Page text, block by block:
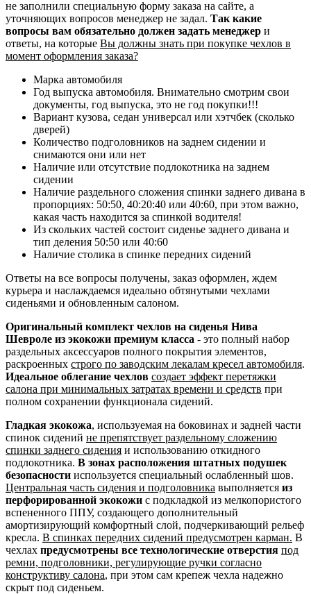
не заполнили специальную форму заказа на сайте, а
уточняющих вопросов менеджер не задал. Так какие
вопросы вам обязательно должен задать менеджер и
ответы, на которые Вы должны знать при покупке чехлов в
момент оформления заказа?
Марка автомобиля
Год выпуска автомобиля. Внимательно смотрим свои
документы, год выпуска, это не год покупки!!!
Вариант кузова, седан универсал или хэтчбек (сколько
дверей)
Количество подголовников на заднем сидении и
снимаются они или нет
Наличие или отсутствие подлокотника на заднем
сидении
Наличие раздельного сложения спинки заднего дивана в
пропорциях: 50:50, 40:20:40 или 40:60, при этом важно,
какая часть находится за спинкой водителя!
Из скольких частей состоит сиденье заднего дивана и
тип деления 50:50 или 40:60
Наличие столика в спинке передних сидений
Ответы на все вопросы получены, заказ оформлен, ждем
курьера и наслаждаемся идеально обтянутыми чехлами
сиденьями и обновленным салоном.
Оригинальный комплект чехлов на сиденья Нива
Шевроле из экокожи премиум класса - это полный набор
раздельных аксессуаров полного покрытия элементов,
раскроенных строго по заводским лекалам кресел автомобиля.
Идеальное облегание чехлов создает эффект перетяжки
салона при минимальных затратах времени и средств при
полном сохранении функционала сидений.
Гладкая экокожа, используемая на боковинах и задней части
спинок сидений не препятствует раздельному сложению
спинки заднего сидения и использованию откидного
подлокотника. В зонах расположения штатных подушек
безопасности используется специальный ослабленный шов.
Центральная часть сидения и подголовника выполняется из
перфорированной экокожи с подкладкой из мелкопористого
вспененного ППУ, создающего дополнительный
амортизирующий комфортный слой, подчеркивающий рельеф
кресла. В спинках передних сидений предусмотрен карман. В
чехлах предусмотрены все технологические отверстия под
ремни, подголовники, регулирующие ручки согласно
конструктиву салона, при этом сам крепеж чехла надежно
скрыт под сиденьем.